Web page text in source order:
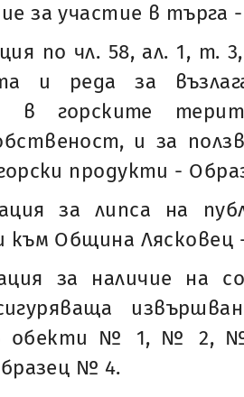
за участие в
по чл. 58, ал. 1,
и реда за
в горските
и за
продукти -
за липса на
към Община
за наличие на
в обекти № 1, № 2,
№ 4.